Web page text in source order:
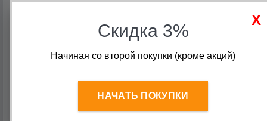
Доставка в Ереван 4300
руб.
Доставка в Бишкек 1000р
1 000
Скидка 3%
Начиная со второй покупки (кроме акций)
НАЧАТЬ ПОКУПКИ